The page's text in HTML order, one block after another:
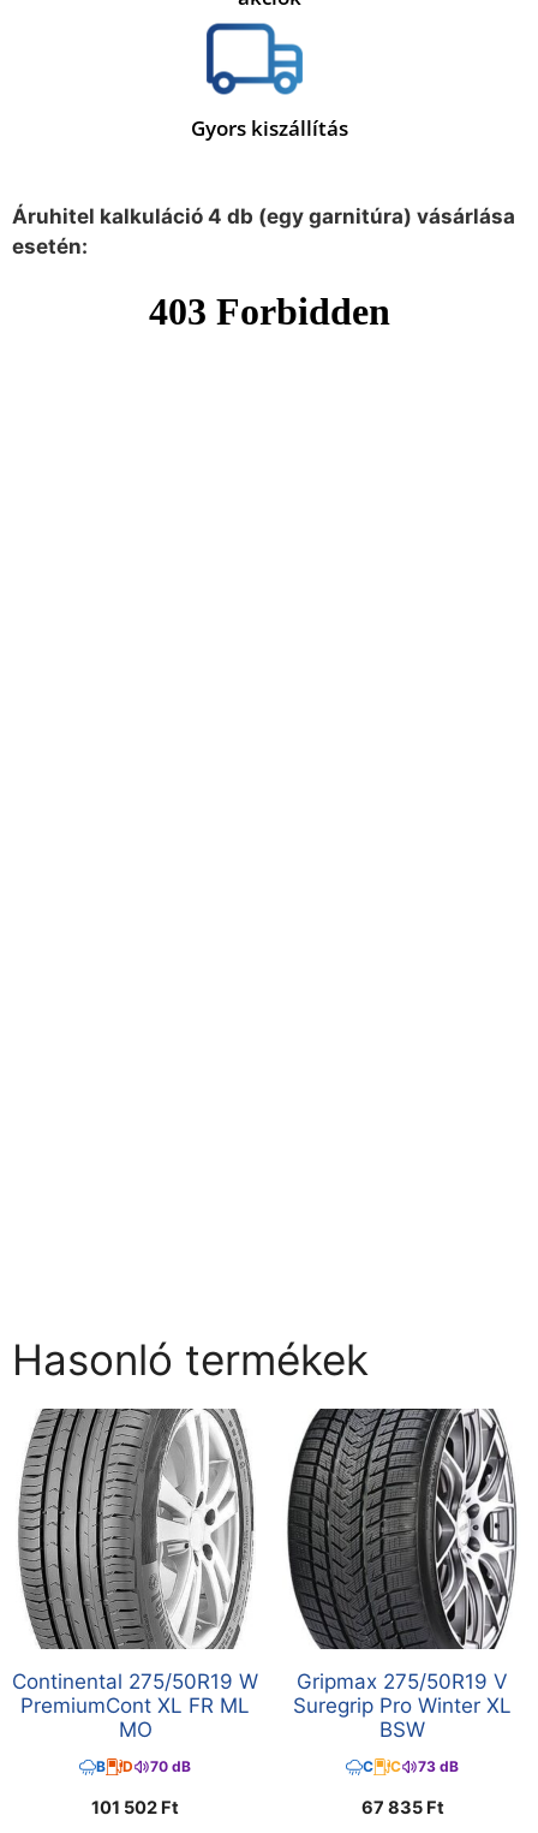
Gyors kiszállítás
Áruhitel kalkuláció 4 db (egy garnitúra) vásárlása
esetén:
Hasonló termékek
Continental 275/50R19 W
PremiumCont XL FR ML
MO
B D 70 dB
101 502 Ft
Gripmax 275/50R19 V
Suregrip Pro Winter XL
BSW
C C 73 dB
67 835 Ft